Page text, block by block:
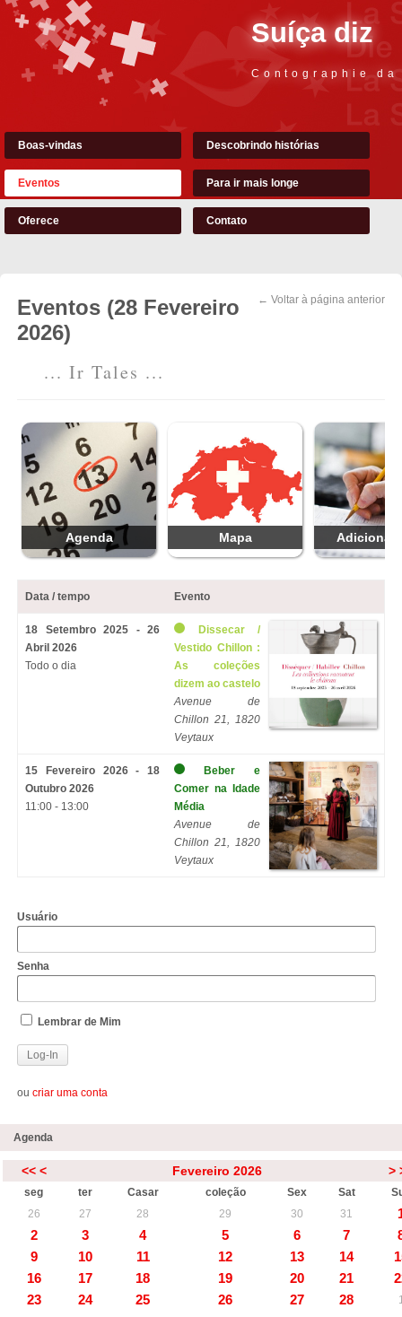
Suíça diz
Contographie
Boas-vindas Descobrindo histórias
Eventos Para ir mais longe
Oferece Contato
← Voltar à página anterior
Eventos (28 Fevereiro
2026)
... Ir Tales ...
Agenda Mapa Adicionar
Data / tempo Evento
18 Setembro 2025 - 26
Abril 2026
Todo o dia
Dissecar /
Vestido Chillon :
As coleções
dizem ao castelo
Avenue de
Chillon 21, 1820
Veytaux
15 Fevereiro 2026 - 18
Outubro 2026
11:00 - 13:00
Beber e
Comer na Idade
Média
Avenue de
Chillon 21, 1820
Veytaux
Usuário
Senha
Lembrar de Mim
ou criar uma conta
Agenda
<< < Fevereiro 2026 >
seg ter Casar coleção Sex Sat
26
27 28 29 30 31
2
3 4 5 6 7
9
10 11 12 13 14
16
17 18 19 20 21
23
24 25 26 27 28